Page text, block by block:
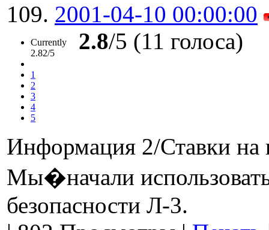
109. 2001-04-10 00:00:00
Currently
2.82/5
1
2
3
4
5
2.8/5 (11 голоса)
Информация 2/Ставки на
Мы�начали
безопасности Л-3.